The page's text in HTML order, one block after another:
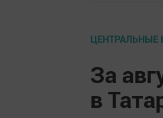
ЦЕНТРАЛЬНЫЕ
За
в